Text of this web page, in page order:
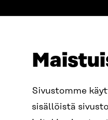
Sivustomme
sisällöistä
ADDRESS
160,
00181 Helsinki